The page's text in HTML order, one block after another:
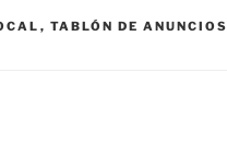
, TABLÓN DE ANUNCIOS